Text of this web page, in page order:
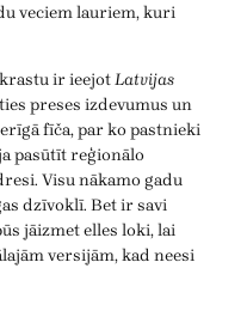
veciem lauriem, kuri
ir ieejotLatvijas
preses izdevumus un
fīča, par ko pastnieki
pasūtīt reģionālo
Visu nākamo gadu
dzīvoklī. Bet ir savi
jāizmet elles loki, lai
versijām, kad neesi